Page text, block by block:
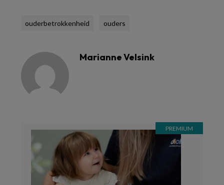
ouderbetrokkenheid ouders
Marianne Velsink